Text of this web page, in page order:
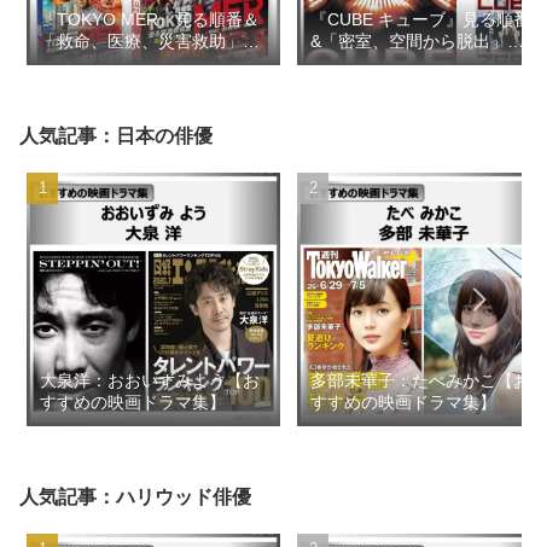
『TOKYO MER』見る順番＆
「救命、医療、災害救助」の
似た映画ドラマ【おすすめの
『CUBE キューブ』見る順番
&「密室、空間から脱出」の
似た映画【おすすめの映画ド
人気記事：日本の俳優
大泉洋：おおいずみよう【お
すすめの映画ドラマ集】
多部未華子：たべみかこ【お
すすめの映画ドラマ集】
人気記事：ハリウッド俳優